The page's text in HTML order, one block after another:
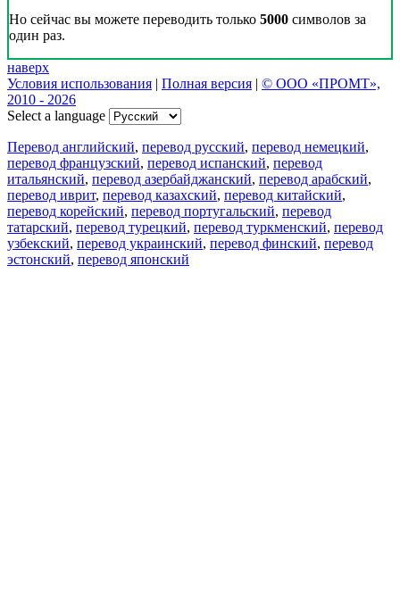
Но сейчас вы можете переводить только 5000 символов за
один раз.
наверх
Условия использования | Полная версия | © ООО «ПРОМТ»,
2010 - 2026
Select a language
Перевод английский, перевод русский, перевод немецкий,
перевод французский, перевод испанский, перевод
итальянский, перевод азербайджанский, перевод арабский,
перевод иврит, перевод казахский, перевод китайский,
перевод корейский, перевод португальский, перевод
татарский, перевод турецкий, перевод туркменский, перевод
узбекский, перевод украинский, перевод финский, перевод
эстонский, перевод японский